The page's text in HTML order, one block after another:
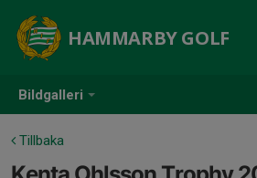
Bildgalleri
HAMMARBY GOLF
Tillbaka